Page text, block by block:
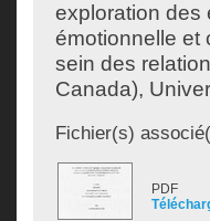
exploration des
émotionnelle et
sein des
Canada),
Fichier(s)
PDF